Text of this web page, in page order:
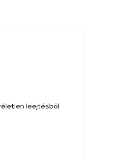
leejtésből